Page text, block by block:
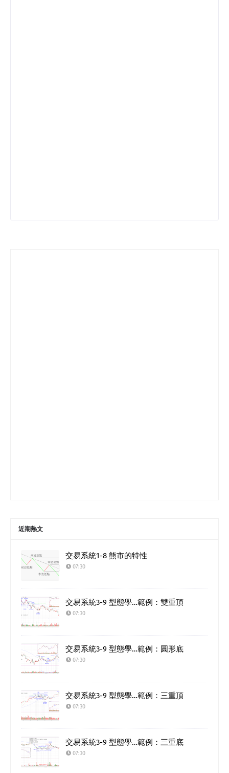
近期熱文
交易系統1-8 熊市的特性
07:30
交易系統3-9 型態學…範例：雙重頂
07:30
交易系統3-9 型態學…範例：圓形底
07:30
交易系統3-9 型態學…範例：三重頂
07:30
交易系統3-9 型態學…範例：三重底
07:30